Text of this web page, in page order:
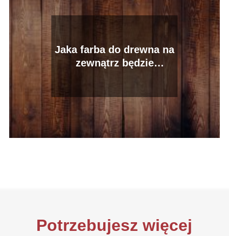
Jaka farba do drewna na
zewnątrz będzie
Potrzebujesz więcej